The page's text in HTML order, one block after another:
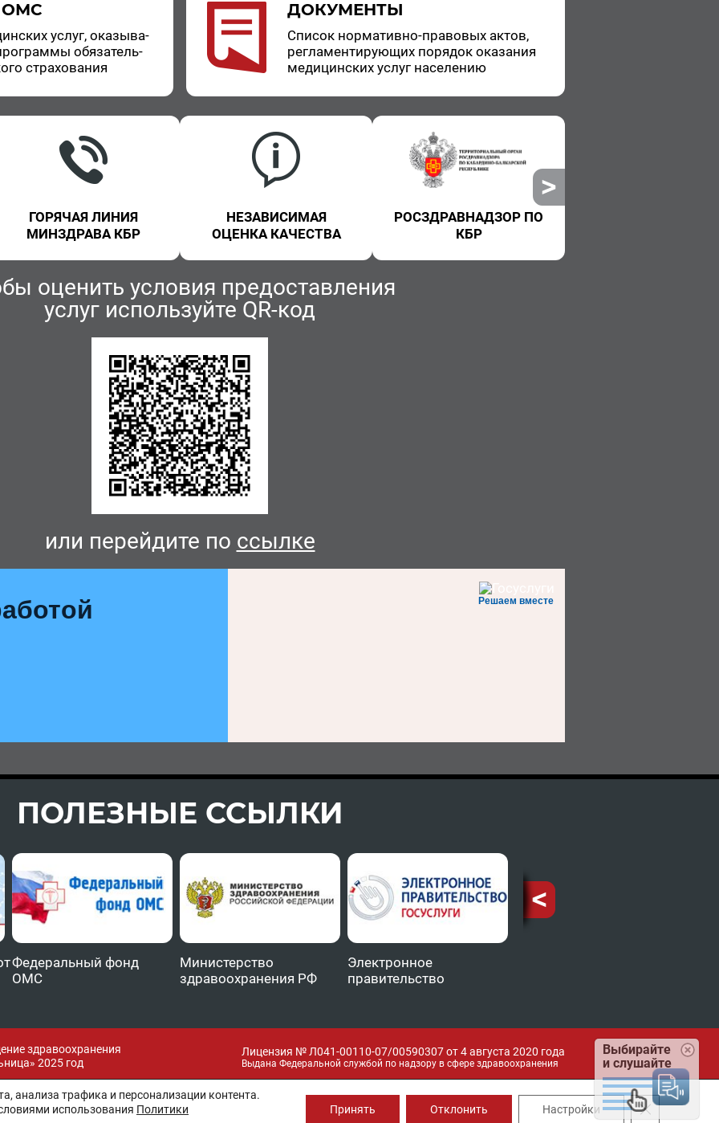
ОМС
услуг, ока­зы­ва­
обя­за­тель­
стра­хо­ва­ния
ДОКУМЕНТЫ
Спи­сок нор­ма­тив­но-пра­во­вых актов,
ре­гла­мен­ти­ру­ю­щих по­ря­док ока­за­ния
ме­ди­цин­ских услуг на­се­ле­нию
ГОРЯЧАЯ ЛИНИЯ
МИНЗДРАВА КБР
НЕЗАВИСИМАЯ
ОЦЕНКА КАЧЕСТВА
РОСЗДРАВНАДЗОР ПО
КБР
оценить условия предоставления
услуг используйте QR-код
или перейдите по ссылке
Решаем вместе
ПОЛЕЗНЫЕ ССЫЛКИ
Федеральный фонд
ОМС
Министерство
здравоохранения РФ
Электронное
правительство
здравоохранения
2025 год
Лицензия № Л041-00110-07/00590307 от 4 августа 2020 года
Выдана Федеральной службой по надзору в сфере здравоохранения
анализа трафика и персонализации контента.
использования Политики
Принять Отклонить Настройки Закрыть
Выбирайте
и слушайте